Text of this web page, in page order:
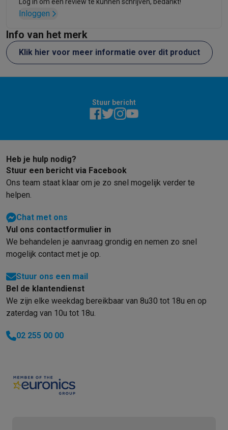
Inloggen
Info van het merk
Klik hier voor meer informatie over dit product
Stuur bericht
Heb je hulp nodig?
Stuur een bericht via Facebook
Ons team staat klaar om je zo snel mogelijk verder te
helpen.
Chat met ons
Vul ons contactformulier in
We behandelen je aanvraag grondig en nemen zo snel
mogelijk contact met je op.
Stuur ons een mail
Bel de klantendienst
We zijn elke weekdag bereikbaar van 8u30 tot 18u en op
zaterdag van 10u tot 18u.
02 255 00 00